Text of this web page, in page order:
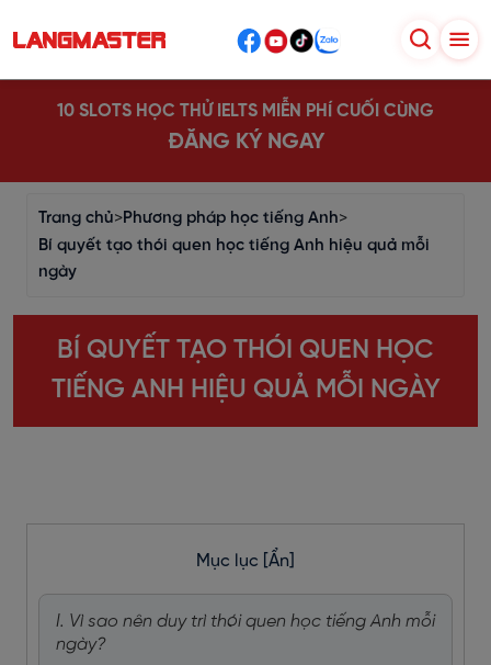
10 SLOTS HỌC THỬ IELTS MIỄN PHÍ CUỐI CÙNG
ĐĂNG KÝ NGAY
Trang chủ>Phương pháp học tiếng Anh>
Bí quyết tạo thói quen học tiếng Anh hiệu quả mỗi
ngày
BÍ QUYẾT TẠO THÓI QUEN HỌC
TIẾNG ANH HIỆU QUẢ MỖI NGÀY
Mục lục [Ẩn]
I. Vì sao nên duy trì thói quen học tiếng Anh mỗi
ngày?